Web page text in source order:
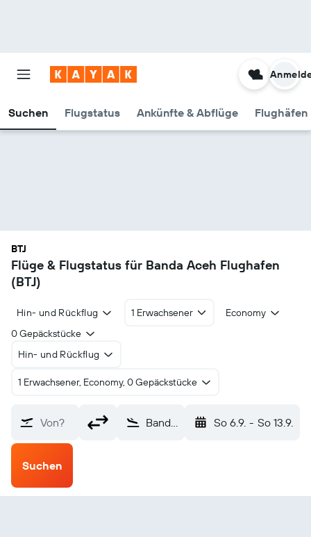
Suchen Flugstatus Ankünfte & Abflüge Flughäfen
BTJ
Flüge & Flugstatus für Banda Aceh Flughafen
(BTJ)
Hin- und Rückflug 1 Erwachsener
Economy
0 Gepäckstücke
Hin- und Rückflug
1 Erwachsener, Economy, 0 Gepäckstücke
Von? Banda Aceh (BTJ) So 6.9. - So 13.9.
Suchen